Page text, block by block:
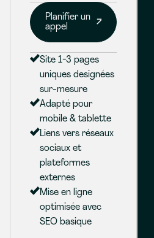
Planifier un
appel
Site 1-3 pages
uniques designées
sur-mesure
Adapté pour
mobile & tablette
Liens vers réseaux
sociaux et
plateformes
externes
Mise en ligne
optimisée avec
SEO basique